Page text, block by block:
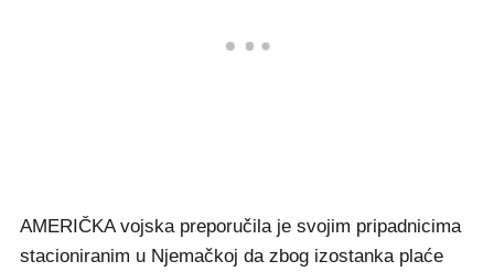
AMERIČKA vojska preporučila je svojim pripadnicima
stacioniranim u Njemačkoj da zbog izostanka plaće